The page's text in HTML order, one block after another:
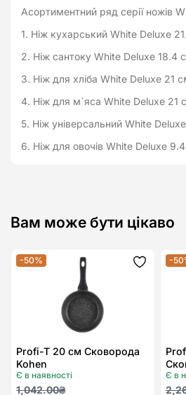
Асортиментний ряд серії ножів
1. Ніж кухарський White Deluxe
2. Ніж сантоку White Deluxe 18.4
3. Ніж для хліба White Deluxe 21
4. Ніж для м`яса White Deluxe 21
5. Ніж універсальний White
6. Ніж для овочів White Deluxe
Вам може бути цікаво
-50% Додати
Profi-T 20 см Сковорода
Kohen
Є в наявності
1,042.00₴
Оригінальна
Поточна
-
Є в